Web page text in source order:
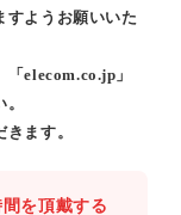
すようお願いいた
elecom.co.jp」
ます。
を頂戴する